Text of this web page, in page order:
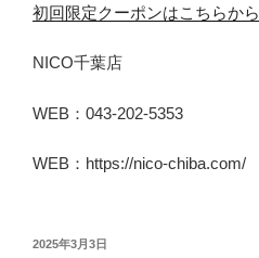
初回限定クーポンはこちらから
NICO千葉店
WEB：043-202-5353
WEB：https://nico-chiba.com/
投
2025年3月3日